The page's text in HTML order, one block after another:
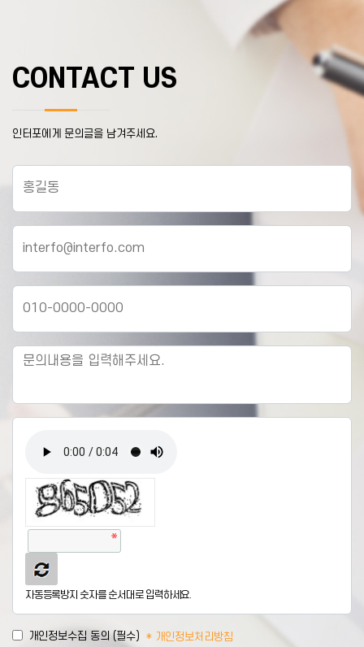
CONTACT US
인터포에게 문의글을 남겨주세요.
자동등록방지 숫자를 순서대로 입력하세요.
개인정보수집 동의 (필수) * 개인정보처리방침